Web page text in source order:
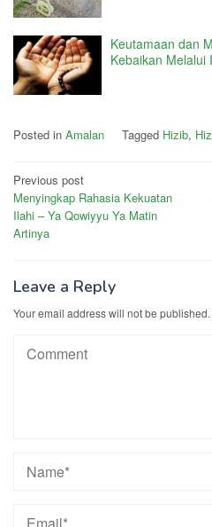
Keutamaan dan
Kebaikan Melalui
Posted in Amalan Tagged Hizib,
Post
navigation
Previous post
Menyingkap Rahasia Kekuatan
Ilahi – Ya Qowiyyu Ya Matin
Artinya
Leave a Reply
Your email address will not be published.